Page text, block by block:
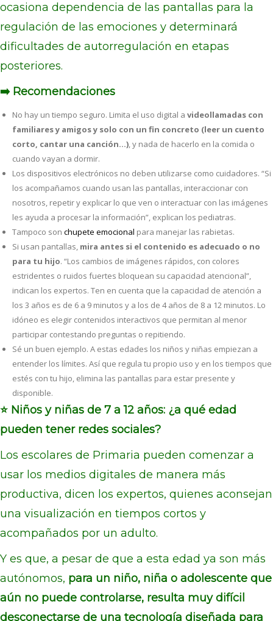
ocasiona dependencia de las pantallas para la
regulación de las emociones y determinará
dificultades de autorregulación en etapas
posteriores.
➡️ Recomendaciones
No hay un tiempo seguro. Limita el uso digital a videollamadas con
familiares y amigos y solo con un fin concreto (leer un cuento
corto, cantar una canción…), y nada de hacerlo en la comida o
cuando vayan a dormir.
Los dispositivos electrónicos no deben utilizarse como cuidadores. “Si
los acompañamos cuando usan las pantallas, interaccionar con
nosotros, repetir y explicar lo que ven o interactuar con las imágenes
les ayuda a procesar la información”, explican los pediatras.
Tampoco son chupete emocional para manejar las rabietas.
Si usan pantallas, mira antes si el contenido es adecuado o no
para tu hijo. “Los cambios de imágenes rápidos, con colores
estridentes o ruidos fuertes bloquean su capacidad atencional”,
indican los expertos. Ten en cuenta que la capacidad de atención a
los 3 años es de 6 a 9 minutos y a los de 4 años de 8 a 12 minutos. Lo
idóneo es elegir contenidos interactivos que permitan al menor
participar contestando preguntas o repitiendo.
Sé un buen ejemplo. A estas edades los niños y niñas empiezan a
entender los límites. Así que regula tu propio uso y en los tiempos que
estés con tu hijo, elimina las pantallas para estar presente y
disponible.
⭐ Niños y niñas de 7 a 12 años: ¿a qué edad
pueden tener redes sociales?
Los escolares de Primaria pueden comenzar a
usar los medios digitales de manera más
productiva, dicen los expertos, quienes aconsejan
una visualización en tiempos cortos y
acompañados por un adulto.
Y es que, a pesar de que a esta edad ya son más
autónomos, para un niño, niña o adolescente que
aún no puede controlarse, resulta muy difícil
desconectarse de una tecnología diseñada para